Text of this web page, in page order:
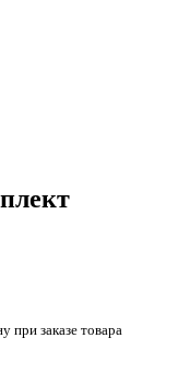
при заказе товара